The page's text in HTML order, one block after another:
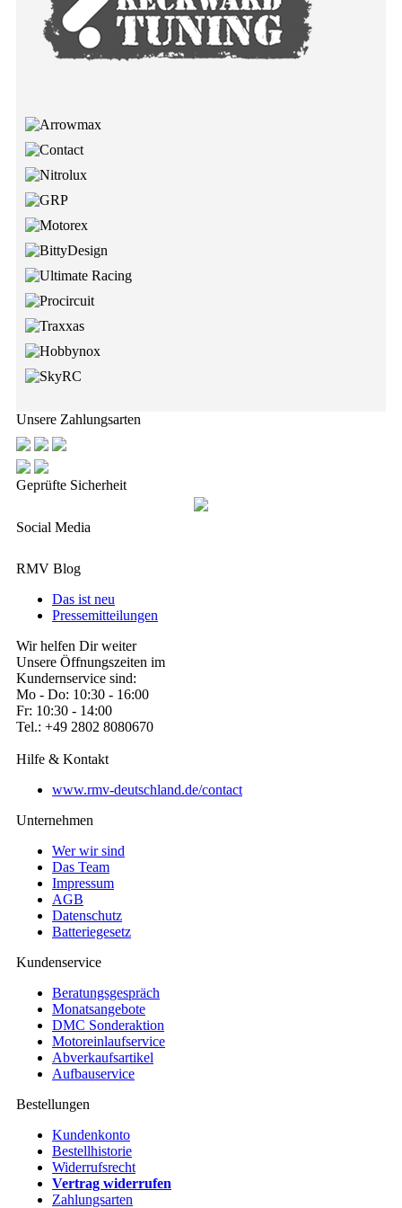
Unsere Zahlungsarten
Geprüfte Sicherheit
Social Media
RMV Blog
Das ist neu
Pressemitteilungen
Wir helfen Dir weiter
Unsere Öffnungszeiten im
Kundernservice sind:
Mo - Do: 10:30 - 16:00
Fr: 10:30 - 14:00
Tel.: +49 2802 8080670
Hilfe & Kontakt
www.rmv-deutschland.de/contact
Unternehmen
Wer wir sind
Das Team
Impressum
AGB
Datenschutz
Batteriegesetz
Kundenservice
Beratungsgespräch
Monatsangebote
DMC Sonderaktion
Motoreinlaufservice
Abverkaufsartikel
Aufbauservice
Bestellungen
Kundenkonto
Bestellhistorie
Widerrufsrecht
Vertrag widerrufen
Zahlungsarten